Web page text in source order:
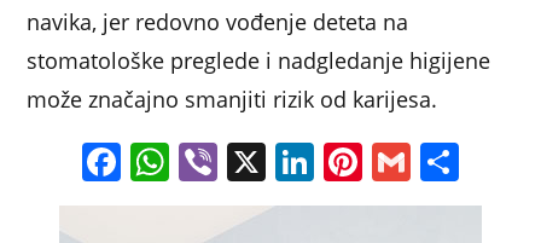
navika, jer redovno vođenje deteta na
stomatološke preglede i nadgledanje higijene
može značajno smanjiti rizik od karijesa.
F
a
W
h
Vi
b
X Li
n
Pi
nt
G
m h